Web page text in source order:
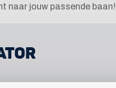
naar jouw passende baan!